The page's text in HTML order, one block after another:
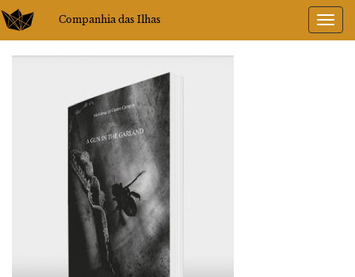
Companhia das Ilhas